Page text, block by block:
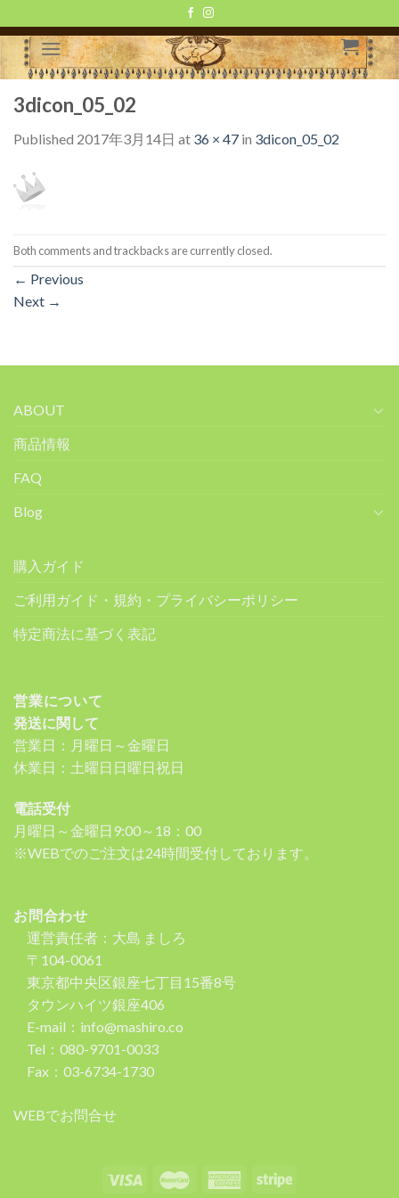
to
content
3dicon_05_02
Published 2017年3月14日 at 36 × 47 in 3dicon_05_02
Both comments and trackbacks are currently closed.
← Previous
Next →
ABOUT
商品情報
FAQ
Blog
購入ガイド
ご利用ガイド・規約・プライバシーポリシー
特定商法に基づく表記
営業について
発送に関して
営業日：月曜日～金曜日
休業日：土曜日日曜日祝日
電話受付
月曜日～金曜日9:00～18：00
※WEBでのご注文は24時間受付しております。
お問合わせ
運営責任者：大島 ましろ
〒104-0061
東京都中央区銀座七丁目15番8号
タウンハイツ銀座406
E-mail：info@mashiro.co
Tel：080-9701-0033
Fax：03-6734-1730
WEBでお問合せ